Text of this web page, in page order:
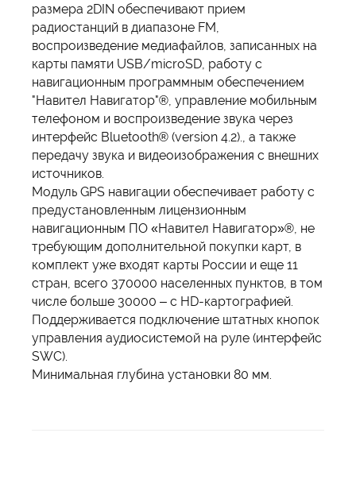
размера 2DIN обеспечивают прием
радиостанций в диапазоне FM,
воспроизведение медиафайлов, записанных на
карты памяти USB/microSD, работу с
навигационным программным обеспечением
"Навител Навигатор"®, управление мобильным
телефоном и воспроизведение звука через
интерфейс Bluetooth® (version 4.2)., а также
передачу звука и видеоизображения с внешних
источников.
Модуль GPS навигации обеспечивает работу c
предустановленным лицензионным
навигационным ПО «Навител Навигатор»®, не
требующим дополнительной покупки карт, в
комплект уже входят карты России и еще 11
стран, всего 370000 населенных пунктов, в том
числе больше 30000 – с HD-картографией.
Поддерживается подключение штатных кнопок
управления аудиосистемой на руле (интерфейс
SWC).
Минимальная глубина установки 80 мм.